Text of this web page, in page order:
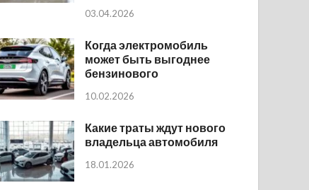
03.04.2026
Когда электромобиль
может быть выгоднее
бензинового
10.02.2026
Какие траты ждут нового
владельца автомобиля
18.01.2026